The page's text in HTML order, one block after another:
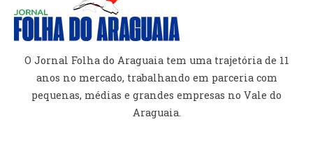
O Jornal Folha do Araguaia tem uma trajetória de 11
anos no mercado, trabalhando em parceria com
pequenas, médias e grandes empresas no Vale do
Araguaia.